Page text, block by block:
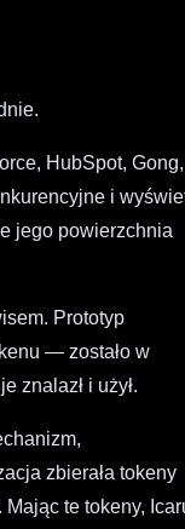
HubSpot, Gong,
i
jego powierzchnia
Prototyp
— zostało w
znalazł i użył.
zbierała tokeny
te tokeny,